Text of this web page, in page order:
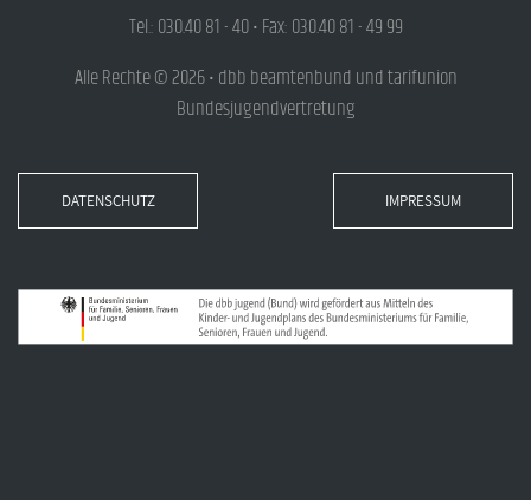
Tel.: 030.40 81 - 40 • Fax: 030.40 81 - 49 99
Alle Rechte © 2026 • dbb beamtenbund und tarifunion
Bundesjugendvertretung
DATENSCHUTZ IMPRESSUM